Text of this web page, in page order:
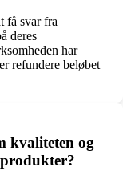
få svar fra
deres
har
refundere beløbet
kvaliteten og